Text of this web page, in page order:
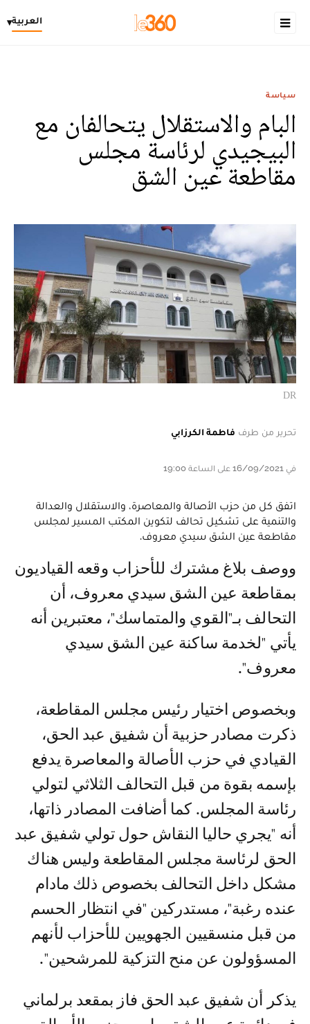
العربية▾
سياسة
البام والاستقلال يتحالفان مع
البيجيدي لرئاسة مجلس
مقاطعة عين الشق
DR
تحرير من طرف فاطمة الكرزابي
في 16/09/2021 على الساعة 19:00
اتفق كل من حزب الأصالة والمعاصرة، والاستقلال والعدالة
والتنمية على تشكيل تحالف لتكوين المكتب المسير لمجلس
مقاطعة عين الشق سيدي معروف.
ووصف بلاغ مشترك للأحزاب وقعه القياديون
بمقاطعة عين الشق سيدي معروف، أن
التحالف بـ"القوي والمتماسك"، معتبرين أنه
يأتي "لخدمة ساكنة عين الشق سيدي
معروف".
وبخصوص اختيار رئيس مجلس المقاطعة،
ذكرت مصادر حزبية أن شفيق عبد الحق،
القيادي في حزب الأصالة والمعاصرة يدفع
بإسمه بقوة من قبل التحالف الثلاثي لتولي
رئاسة المجلس. كما أضافت المصادر ذاتها،
أنه "يجري حاليا النقاش حول تولي شفيق عبد
الحق لرئاسة مجلس المقاطعة وليس هناك
مشكل داخل التحالف بخصوص ذلك مادام
عنده رغبة"، مستدركين "في انتظار الحسم
من قبل منسقيين الجهويين للأحزاب لأنهم
المسؤولون عن منح التزكية للمرشحين".
يذكر أن شفيق عبد الحق فاز بمقعد برلماني